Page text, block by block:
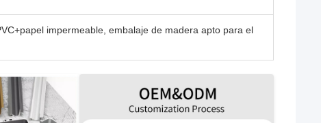
impermeable, embalaje de madera apto para el